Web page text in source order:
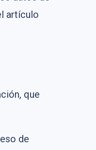
artículo
que
de